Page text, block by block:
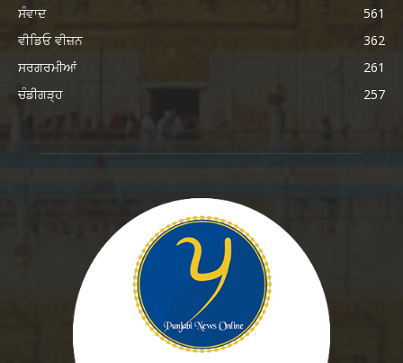
ਸੰਵਾਦ
561
ਵੀਡਿਓ ਵੀਜ਼ਨ
362
ਸਰਗਰਮੀਆਂ
261
ਚੰਡੀਗੜ੍ਹ
257